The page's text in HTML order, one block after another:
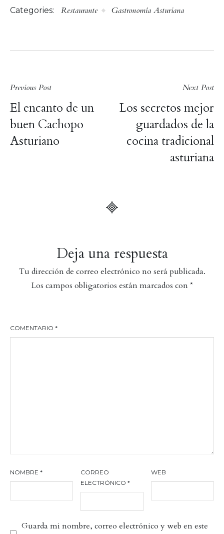
Categories: Restaurante Gastronomía Asturiana
Post
navigation
Previous Post
El encanto de un
buen Cachopo
Asturiano
Next Post
Los secretos mejor
guardados de la
cocina tradicional
asturiana
Deja una respuesta
Tu dirección de correo electrónico no será publicada.
Los campos obligatorios están marcados con*
COMENTARIO *
NOMBRE *
CORREO
ELECTRÓNICO *
WEB
Guarda mi nombre, correo electrónico y web en este